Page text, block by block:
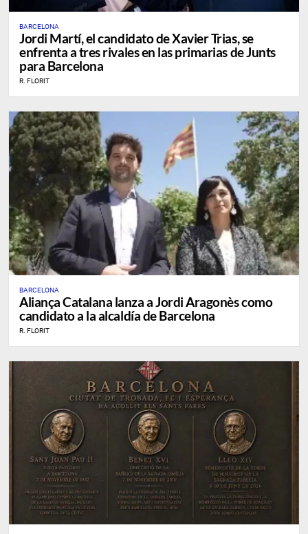
BARCELONA
Jordi Martí, el candidato de Xavier Trias, se
enfrenta a tres rivales en las primarias de Junts
para Barcelona
R. FLORIT
BARCELONA
Aliança Catalana lanza a Jordi Aragonès como
candidato a la alcaldía de Barcelona
R. FLORIT